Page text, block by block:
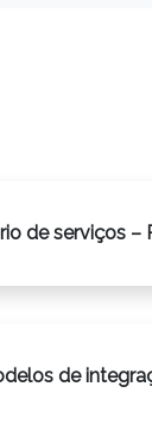
de serviços –
de